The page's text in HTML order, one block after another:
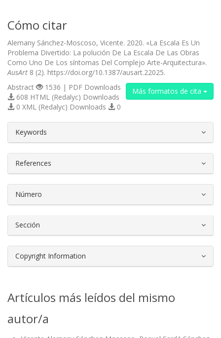
Cómo citar
Alemany Sánchez-Moscoso, Vicente. 2020. «La Escala Es Un
Problema Divertido: La polución De La Escala De Las Obras
Como Uno De Los síntomas Del Complejo Arte-Arquitectura».
AusArt 8 (2). https://doi.org/10.1387/ausart.22025.
Más formatos de cita
Abstract
1536 | PDF Downloads
608 HTML (Redalyc) Downloads
0 XML (Redalyc) Downloads
0
Keywords
References
Número
Sección
Copyright Information
Artículos más leídos del mismo
autor/a